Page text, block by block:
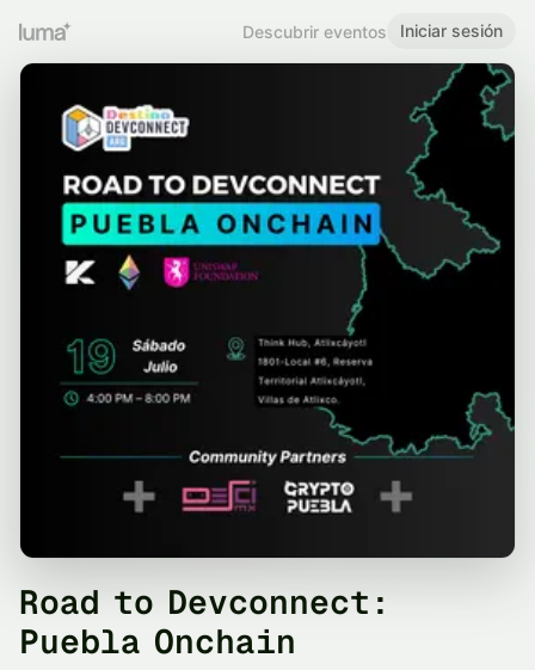
Descubrir eventos Iniciar sesión
Road to Devconnect:
Puebla Onchain